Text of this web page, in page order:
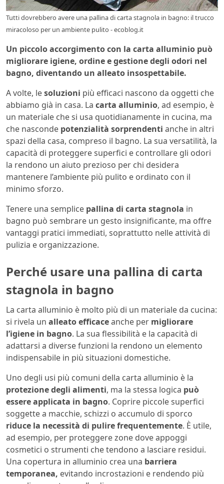
Tutti dovrebbero avere una pallina di carta stagnola in bagno: il trucco
miracoloso per un ambiente pulito - ecoblog.it
Un piccolo accorgimento con la carta alluminio può
migliorare igiene, ordine e gestione degli odori nel
bagno, diventando un alleato insospettabile.
A volte, lesoluzioni più efficaci nascono da oggetti che
abbiamo già in casa. La carta alluminio, ad esempio, è
un materiale che si usa quotidianamente in cucina, ma
che nasconde potenzialità sorprendenti anche in altri
spazi della casa, compreso il bagno. La sua versatilità, la
capacità di proteggere superfici e controllare gli odori
la rendono un aiuto prezioso per chi desidera
mantenere l’ambiente più pulito e ordinato con il
minimo sforzo.
Tenere una semplice pallina di carta stagnola in
bagno può sembrare un gesto insignificante, ma offre
vantaggi pratici immediati, soprattutto nelle attività di
pulizia e organizzazione.
Perché usare una pallina di carta
stagnola in bagno
La carta alluminio è molto più di un materiale da cucina:
si rivela un alleato efficaceanche per migliorare
l’igiene in bagno. La sua flessibilità e la capacità di
adattarsi a diverse funzioni la rendono un elemento
indispensabile in più situazioni domestiche.
Uno degli usi più comuni della carta alluminio è la
protezione degli alimenti, ma la stessa logica può
essere applicata in bagno. Coprire piccole superfici
soggette a macchie, schizzi o accumulo di sporco
riduce la necessità di pulire frequentemente. È utile,
ad esempio, per proteggere zone dove appoggi
cosmetici o strumenti che tendono a lasciare residui.
Una copertura in alluminio crea una barriera
temporanea, evitando incrostazioni e rendendo più